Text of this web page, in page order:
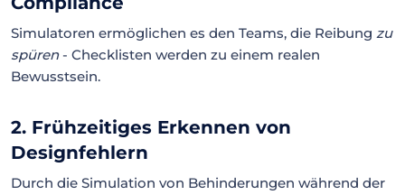
Simulatoren ermöglichen es den Teams, die Reibung zu
spüren- Checklisten werden zu einem realen
Bewusstsein.
2. Frühzeitiges Erkennen von
Designfehlern
Durch die Simulation von Behinderungen während der